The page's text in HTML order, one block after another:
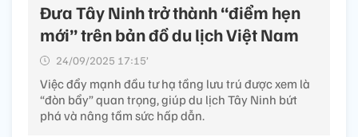
Đưa Tây Ninh trở thành “điểm hẹn
mới” trên bản đồ du lịch Việt Nam
24/09/2025 17:15’
Việc đẩy mạnh đầu tư hạ tầng lưu trú được xem là
“đòn bẩy” quan trọng, giúp du lịch Tây Ninh bứt
phá và nâng tầm sức hấp dẫn.